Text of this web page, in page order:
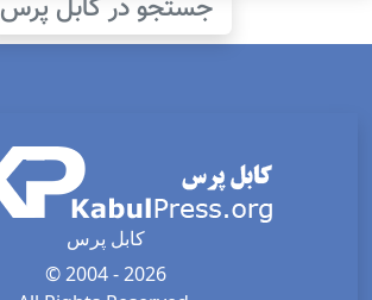
جستجو در کابل پرس
کابل پرس
© 2004 - 2026